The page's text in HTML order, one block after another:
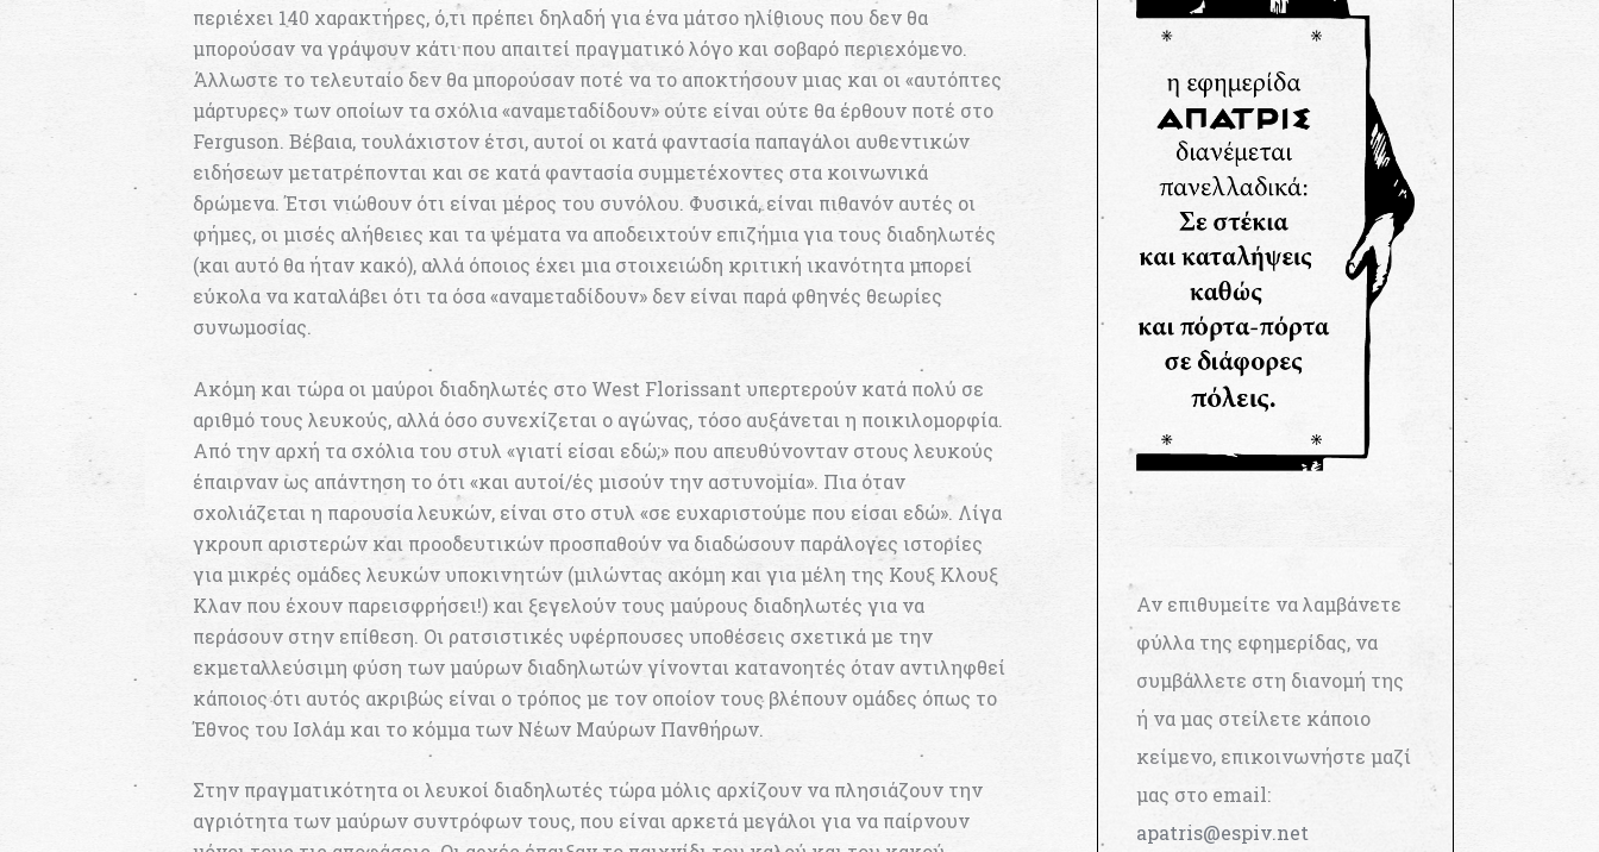
περιέχει 140 χαρακτήρες, ό,τι πρέπει δηλαδή για ένα μάτσο ηλίθιους που δεν θα
μπορούσαν να γράψουν κάτι που απαιτεί πραγματικό λόγο και σοβαρό περιεχόμενο.
Άλλωστε το τελευταίο δεν θα μπορούσαν ποτέ να το αποκτήσουν μιας και οι «αυτόπτες
μάρτυρες» των οποίων τα σχόλια «αναμεταδίδουν» ούτε είναι ούτε θα έρθουν ποτέ στο
Ferguson. Βέβαια, τουλάχιστον έτσι, αυτοί οι κατά φαντασία παπαγάλοι αυθεντικών
ειδήσεων μετατρέπονται και σε κατά φαντασία συμμετέχοντες στα κοινωνικά
δρώμενα. Έτσι νιώθουν ότι είναι μέρος του συνόλου. Φυσικά, είναι πιθανόν αυτές οι
φήμες, οι μισές αλήθειες και τα ψέματα να αποδειχτούν επιζήμια για τους διαδηλωτές
(και αυτό θα ήταν κακό), αλλά όποιος έχει μια στοιχειώδη κριτική ικανότητα μπορεί
εύκολα να καταλάβει ότι τα όσα «αναμεταδίδουν» δεν είναι παρά φθηνές θεωρίες
συνωμοσίας.
Ακόμη και τώρα οι μαύροι διαδηλωτές στο West Florissant υπερτερούν κατά πολύ σε
αριθμό τους λευκούς, αλλά όσο συνεχίζεται ο αγώνας, τόσο αυξάνεται η ποικιλομορφία.
Από την αρχή τα σχόλια του στυλ «γιατί είσαι εδώ;» που απευθύνονταν στους λευκούς
έπαιρναν ως απάντηση το ότι «και αυτοί/ές μισούν την αστυνομία». Πια όταν
σχολιάζεται η παρουσία λευκών, είναι στο στυλ «σε ευχαριστούμε που είσαι εδώ». Λίγα
γκρουπ αριστερών και προοδευτικών προσπαθούν να διαδώσουν παράλογες ιστορίες
για μικρές ομάδες λευκών υποκινητών (μιλώντας ακόμη και για μέλη της Κουξ Κλουξ
Κλαν που έχουν παρεισφρήσει!) και ξεγελούν τους μαύρους διαδηλωτές για να
περάσουν στην επίθεση. Οι ρατσιστικές υφέρπουσες υποθέσεις σχετικά με την
εκμεταλλεύσιμη φύση των μαύρων διαδηλωτών γίνονται κατανοητές όταν αντιληφθεί
κάποιος ότι αυτός ακριβώς είναι ο τρόπος με τον οποίον τους βλέπουν ομάδες όπως το
Έθνος του Ισλάμ και το κόμμα των Νέων Μαύρων Πανθήρων.
Στην πραγματικότητα οι λευκοί διαδηλωτές τώρα μόλις αρχίζουν να πλησιάζουν την
αγριότητα των μαύρων συντρόφων τους, που είναι αρκετά μεγάλοι για να παίρνουν
Αν επιθυμείτε να λαμβάνετε
φύλλα της εφημερίδας, να
συμβάλλετε στη διανομή της
ή να μας στείλετε κάποιο
κείμενο, επικοινωνήστε μαζί
μας στο email:
apatris@espiv.net